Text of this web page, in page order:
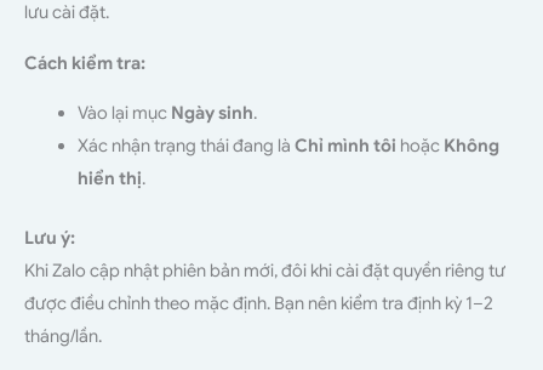
lưu cài đặt.
Cách kiểm tra:
Vào lại mục Ngày sinh.
Xác nhận trạng thái đang là Chỉ mình tôi hoặc Không
hiển thị.
Lưu ý:
Khi Zalo cập nhật phiên bản mới, đôi khi cài đặt quyền riêng tư
được điều chỉnh theo mặc định. Bạn nên kiểm tra định kỳ 1–2
tháng/lần.